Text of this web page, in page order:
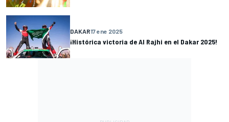
DAKAR17 ene 2025
¡Histórica victoria de Al Rajhi en el Dakar 2025!